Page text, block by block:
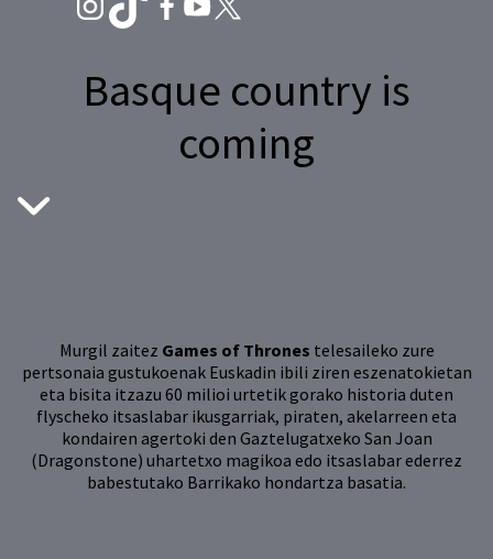
Basque country is
coming
Murgil zaitez Games of Thrones telesaileko zure
pertsonaia gustukoenak Euskadin ibili ziren eszenatokietan
eta bisita itzazu 60 milioi urtetik gorako historia duten
flyscheko itsaslabar ikusgarriak, piraten, akelarreen eta
kondairen agertoki den Gaztelugatxeko San Joan
(Dragonstone) uhartetxo magikoa edo itsaslabar ederrez
babestutako Barrikako hondartza basatia.